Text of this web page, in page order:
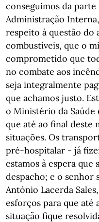
conseguimos da
Administração
respeito à questão do
combustíveis, que o
comprometido que
no combate aos
seja integralmente
que achamos justo.
o Ministério da Saúde
que até ao final deste
situações. Os
pré-hospitalar - já
estamos à espera que
despacho; e o senhor
António Lacerda
esforços para que até
situação fique